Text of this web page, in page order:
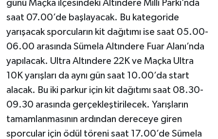
günü Maçka ilçesindeki Altındere Milli Parkı’nda
saat 07.00’de başlayacak. Bu kategoride
yarışacak sporcuların kit dağıtımı ise saat 05.00-
06.00 arasında Sümela Altındere Fuar Alanı’nda
yapılacak. Ultra Altındere 22K ve Maçka Ultra
10K yarışları da aynı gün saat 10.00’da start
alacak. Bu iki parkur için kit dağıtımı saat 08.30-
09.30 arasında gerçekleştirilecek. Yarışların
tamamlanmasının ardından dereceye giren
sporcular için ödül töreni saat 17.00’de Sümela